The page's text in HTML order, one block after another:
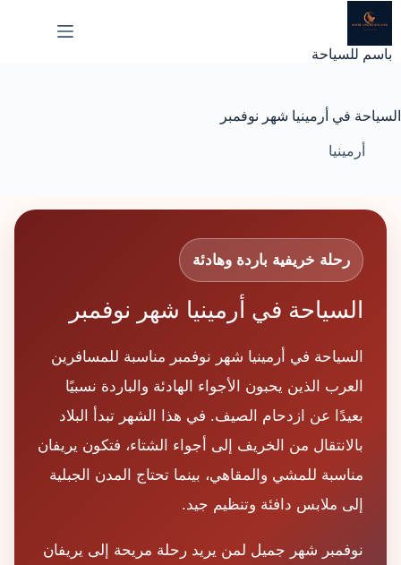
إلى
باسم للسياحة
السياحة في أرمينيا شهر نوفمبر
أرمينيا
رحلة خريفية باردة وهادئة
السياحة في أرمينيا شهر نوفمبر
السياحة في أرمينيا شهر نوفمبر مناسبة للمسافرين
العرب الذين يحبون الأجواء الهادئة والباردة نسبيًا
بعيدًا عن ازدحام الصيف. في هذا الشهر تبدأ البلاد
بالانتقال من الخريف إلى أجواء الشتاء، فتكون يريفان
مناسبة للمشي والمقاهي، بينما تحتاج المدن الجبلية
إلى ملابس دافئة وتنظيم جيد.
نوفمبر شهر جميل لمن يريد رحلة مريحة إلى يريفان